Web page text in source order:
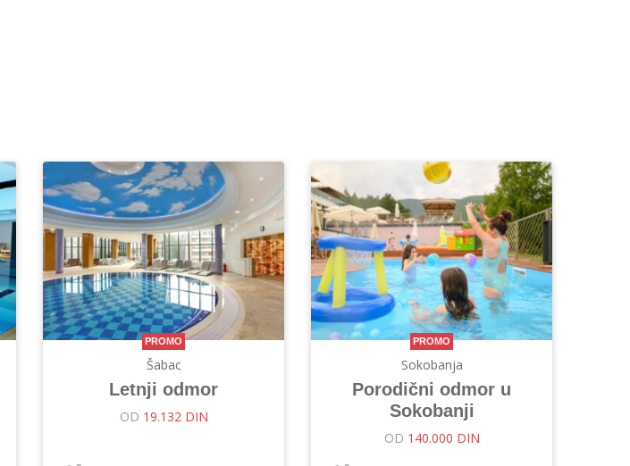
PROMO
Šabac
Letnji odmor
OD 19.132 DIN
PROMO
Sokobanja
Porodični odmor u
Sokobanji
OD 140.000 DIN